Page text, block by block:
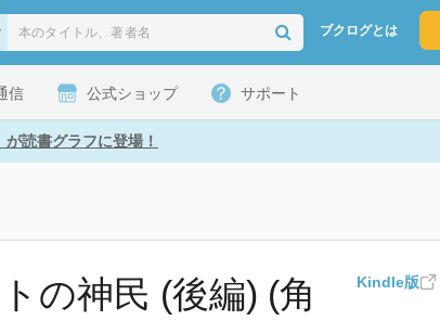
ブクログとは
信 公式ショップ サポート
読書グラフに登場！
の神民 (後編) (角
Kindle版